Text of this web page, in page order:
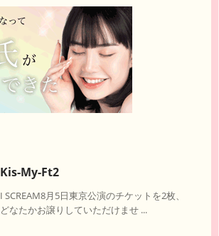
Kis-My-Ft2
I SCREAM8月5日東京公演のチケットを2枚、
どなたかお譲りしていただけませ ...